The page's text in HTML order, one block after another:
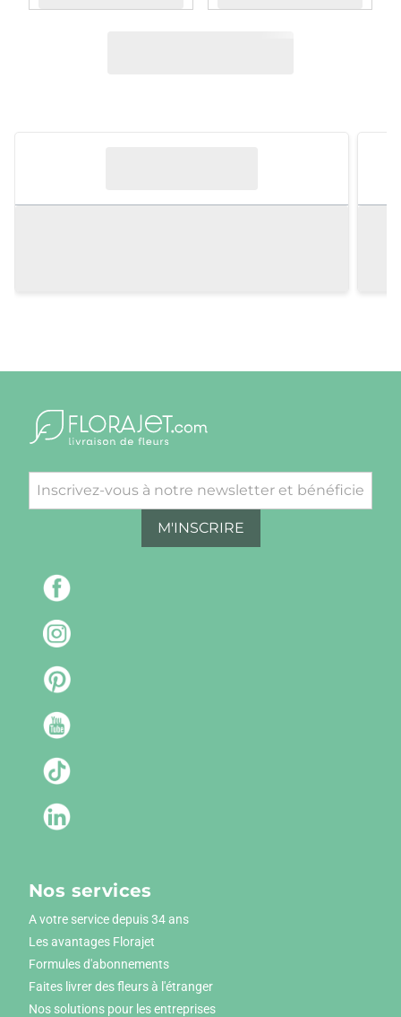
M'INSCRIRE
Nos services
A votre service depuis 34 ans
Les avantages Florajet
Formules d'abonnements
Faites livrer des fleurs à l'étranger
Nos solutions pour les entreprises